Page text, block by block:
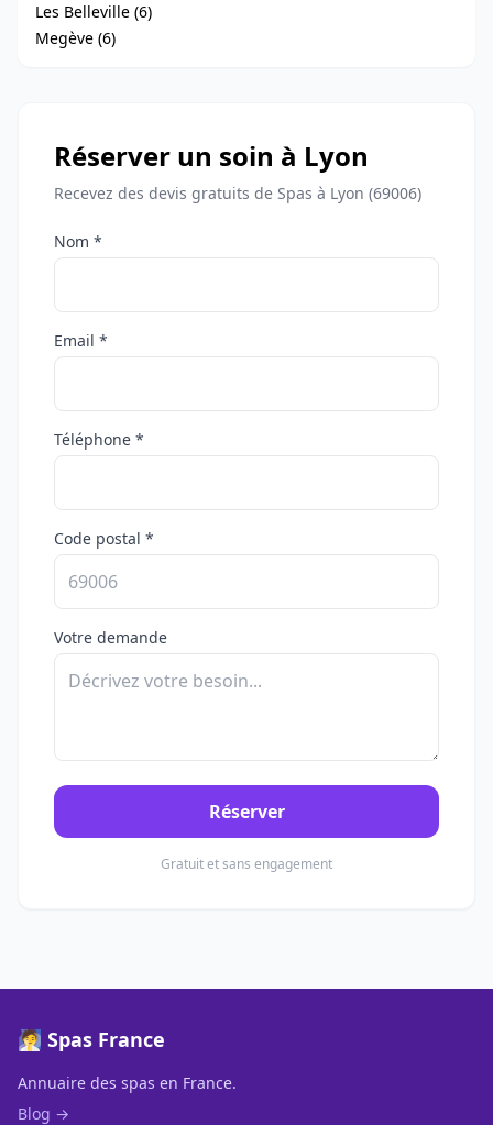
Les Belleville (6)
Megève (6)
Réserver un soin à Lyon
Recevez des devis gratuits de Spas à Lyon (69006)
Nom *
Email *
Téléphone *
Code postal *
Votre demande
Réserver
Gratuit et sans engagement
🧖 Spas France
Annuaire des spas en France.
Blog →